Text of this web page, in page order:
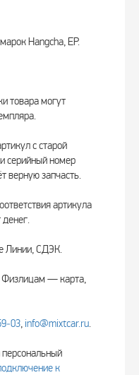
марок Hangcha, EP.
товара могут
с старой
серийный номер
верную запчасть.
артикула
Линии, СДЭК.
— карта,
, info@mixtcar.ru.
к